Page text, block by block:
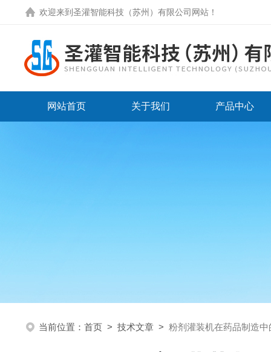
欢迎来到圣灌智能科技（苏州）有限公司网站！
网站首页 关于我们 产品中心
当前位置： 首页 > 技术文章 > 粉剂灌装机在药品制造